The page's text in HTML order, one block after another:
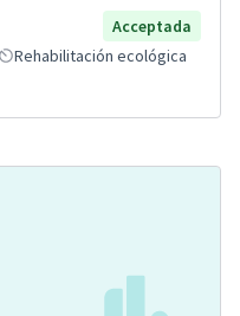
Acceptada
Rehabilitación ecológica